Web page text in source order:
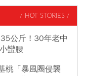
/ HOT STORIES /
公斤！30年老中
蠻腰
桃「暴風圈侵襲